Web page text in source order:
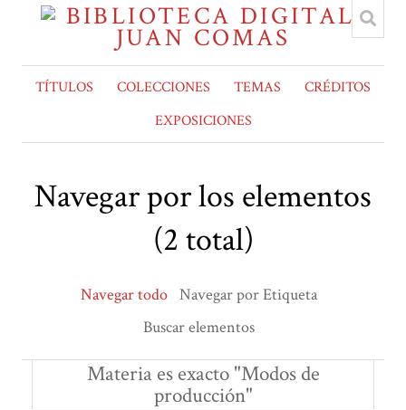
TÍTULOS COLECCIONES TEMAS
CRÉDITOS
EXPOSICIONES
Navegar por los elementos
(2 total)
Navegar todo Navegar por Etiqueta
Buscar elementos
Materia es exacto "Modos de
producción"